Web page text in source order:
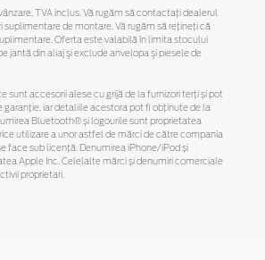
TVA inclus. Vă rugăm să contactaţi dealerul
suplimentare de montare. Vă rugăm să reţineţi că
Oferta este valabilă în limita stocului
jantă din aliaj şi exclude anvelopa şi piesele de
sunt accesorii alese cu grijă de la furnizori terți și pot
garanție, iar detaliile acestora pot fi obținute de la
Bluetooth® și logourile sunt proprietatea
utilizare a unor astfel de mărci de către compania
face sub licență. Denumirea iPhone/iPod și
Apple Inc. Celelalte mărci și denumiri comerciale
proprietari.